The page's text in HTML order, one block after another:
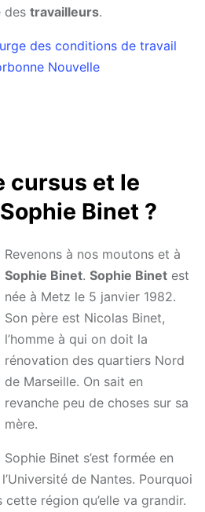
des travailleurs.
des conditions de travail
Nouvelle
cursus et le
Binet ?
Revenons à nos moutons et à
Sophie Binet. Sophie Binet est
née à Metz le 5 janvier 1982.
Son père est Nicolas Binet,
l’homme à qui on doit la
rénovation des quartiers Nord
de Marseille. On sait en
revanche peu de choses sur sa
mère.
Sophie Binet s’est formée en
de Nantes. Pourquoi
cette région qu’elle va grandir.